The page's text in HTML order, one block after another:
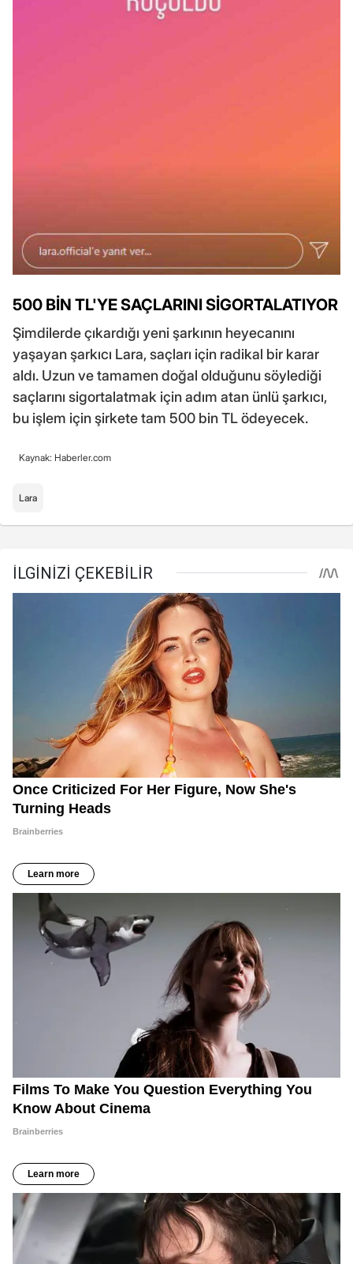
500 BİN TL'YE SAÇLARINI SİGORTALATIYOR
Şimdilerde çıkardığı yeni şarkının heyecanını
yaşayan şarkıcı Lara, saçları için radikal bir karar
aldı. Uzun ve tamamen doğal olduğunu söylediği
saçlarını sigortalatmak için adım atan ünlü şarkıcı,
bu işlem için şirkete tam 500 bin TL ödeyecek.
Kaynak: Haberler.com
Lara